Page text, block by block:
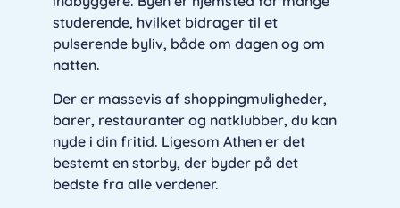
studerende, hvilket bidrager til et
pulserende byliv, både om dagen og om
natten.
Der er massevis af shoppingmuligheder,
barer, restauranter og natklubber, du kan
nyde i din fritid. Ligesom Athen er det
bestemt en storby, der byder på det
bedste fra alle verdener.